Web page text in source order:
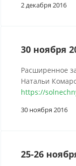
2 декабря 2016
30 ноября
Расширенное
Натальи
https://
30 ноября 2016
25-26